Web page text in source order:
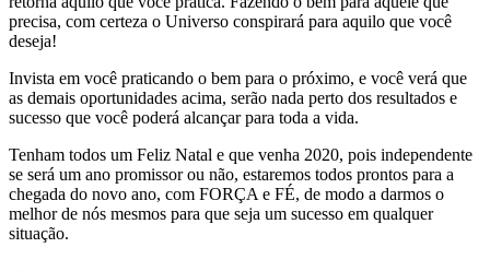
precisa, com certeza o Universo conspirará para aquilo que você
deseja!
Invista em você praticando o bem para o próximo, e você verá que
as demais oportunidades acima, serão nada perto dos resultados e
sucesso que você poderá alcançar para toda a vida.
Tenham todos um Feliz Natal e que venha 2020, pois independente
se será um ano promissor ou não, estaremos todos prontos para a
chegada do novo ano, com FORÇA e FÉ, de modo a darmos o
melhor de nós mesmos para que seja um sucesso em qualquer
situação.